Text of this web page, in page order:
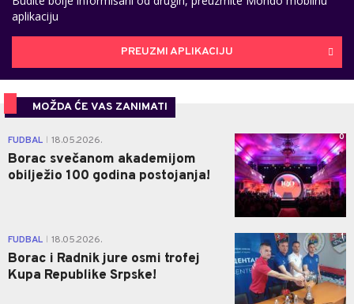
aplikaciju
PREUZMI APLIKACIJU
MOŽDA ĆE VAS ZANIMATI
FUDBAL 18.05.2026.
Borac svečanom akademijom
obilježio 100 godina postojanja!
0
FUDBAL 18.05.2026.
Borac i Radnik jure osmi trofej
Kupa Republike Srpske!
1